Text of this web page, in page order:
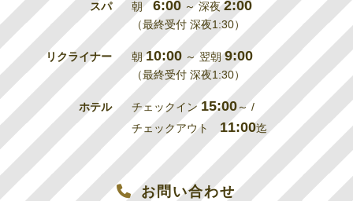
スパ 朝6:00 ～ 深夜2:00
（最終受付 深夜1:30）
リクライナー 朝10:00 ～ 翌朝9:00
（最終受付 深夜1:30）
ホテル チェックイン 15:00～ /
チェックアウト 11:00迄
お問い合わせ